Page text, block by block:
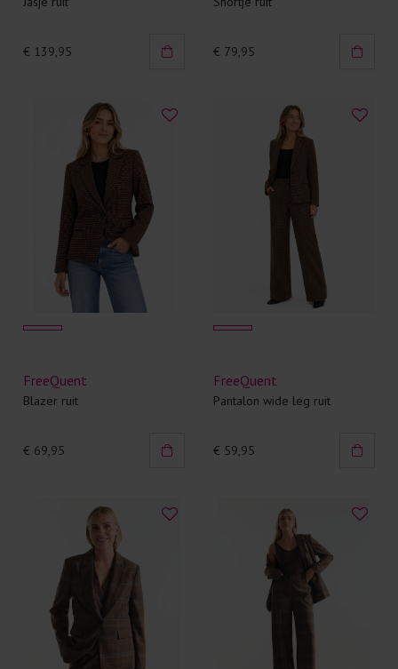
€ 139,95 € 79,95
FreeQuent
Blazer ruit
€ 69,95
FreeQuent
Pantalon wide leg ruit
€ 59,95